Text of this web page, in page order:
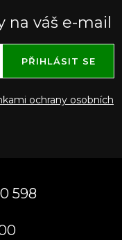
na váš e-mail
ochrany osobních
PŘIHLÁSIT SE
598